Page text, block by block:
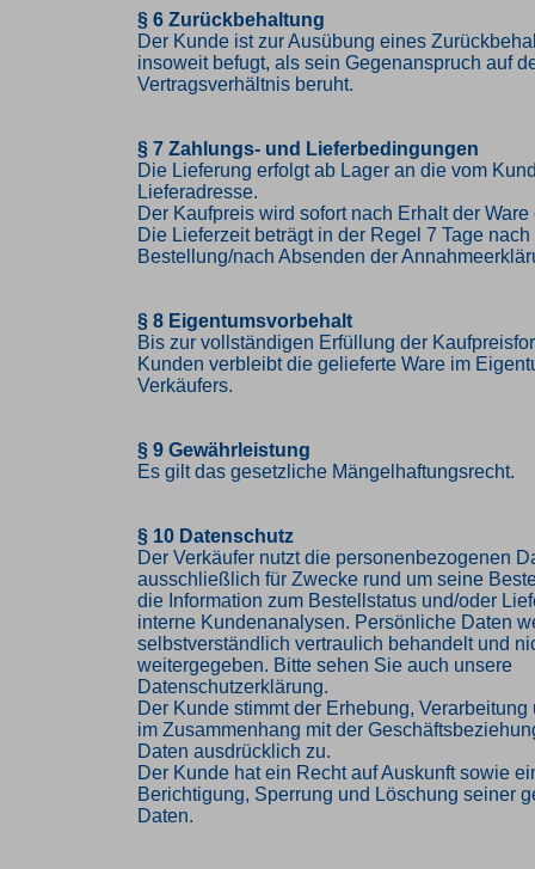
§ 6 Zurückbehaltung
Der Kunde ist zur Ausübung eines
insoweit befugt, als sein Gegenanspruch auf
Vertragsverhältnis beruht.
§ 7 Zahlungs- und Lieferbedingungen
Die Lieferung erfolgt ab Lager an die vom
Lieferadresse.
Der Kaufpreis wird sofort nach Erhalt der
Die Lieferzeit beträgt in der Regel 7 Tage
Bestellung/nach Absenden der
§ 8 Eigentumsvorbehalt
Bis zur vollständigen Erfüllung der
Kunden verbleibt die gelieferte Ware im
Verkäufers.
§ 9 Gewährleistung
Es gilt das gesetzliche Mängelhaftungsrecht.
§ 10 Datenschutz
Der Verkäufer nutzt die personenbezogenen
ausschließlich für Zwecke rund um seine
die Information zum Bestellstatus und/oder
interne Kundenanalysen. Persönliche Daten
selbstverständlich vertraulich behandelt und
weitergegeben. Bitte sehen Sie auch unsere
Datenschutzerklärung.
Der Kunde stimmt der Erhebung,
im Zusammenhang mit der
Daten ausdrücklich zu.
Der Kunde hat ein Recht auf Auskunft sowie
Berichtigung, Sperrung und Löschung seiner
Daten.